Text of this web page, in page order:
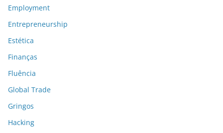
Employment
Entrepreneurship
Estética
Finanças
Fluência
Global Trade
Gringos
Hacking